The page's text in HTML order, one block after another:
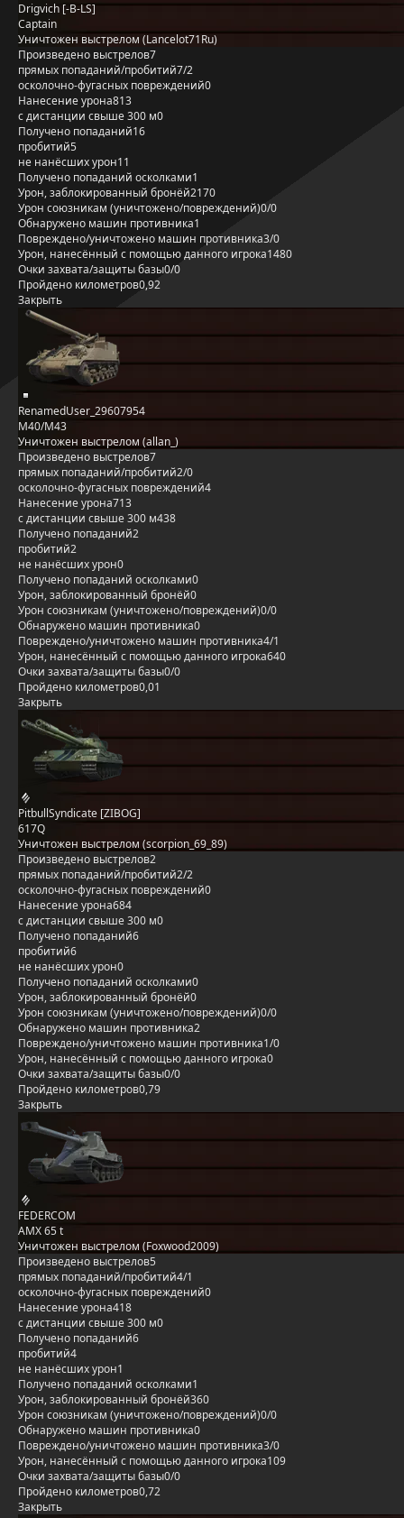
Drigvich [-B-LS]
Captain
Уничтожен выстрелом (Lancelot71Ru)
Произведено выстрелов7
прямых попаданий/пробитий7/2
осколочно-фугасных повреждений0
Нанесение урона813
с дистанции свыше 300 м0
Получено попаданий16
пробитий5
не нанёсших урон11
Получено попаданий осколками1
Урон, заблокированный бронёй2170
Урон союзникам (уничтожено/повреждений)0/0
Обнаружено машин противника1
Повреждено/уничтожено машин противника3/0
Урон, нанесённый с помощью данного игрока1480
Очки захвата/защиты базы0/0
Пройдено километров0,92
Закрыть
RenamedUser_29607954
M40/M43
Уничтожен выстрелом (allan_)
Произведено выстрелов7
прямых попаданий/пробитий2/0
осколочно-фугасных повреждений4
Нанесение урона713
с дистанции свыше 300 м438
Получено попаданий2
пробитий2
не нанёсших урон0
Получено попаданий осколками0
Урон, заблокированный бронёй0
Урон союзникам (уничтожено/повреждений)0/0
Обнаружено машин противника0
Повреждено/уничтожено машин противника4/1
Урон, нанесённый с помощью данного игрока640
Очки захвата/защиты базы0/0
Пройдено километров0,01
Закрыть
PitbullSyndicate [ZIBOG]
617Q
Уничтожен выстрелом (scorpion_69_89)
Произведено выстрелов2
прямых попаданий/пробитий2/2
осколочно-фугасных повреждений0
Нанесение урона684
с дистанции свыше 300 м0
Получено попаданий6
пробитий6
не нанёсших урон0
Получено попаданий осколками0
Урон, заблокированный бронёй0
Урон союзникам (уничтожено/повреждений)0/0
Обнаружено машин противника2
Повреждено/уничтожено машин противника1/0
Урон, нанесённый с помощью данного игрока0
Очки захвата/защиты базы0/0
Пройдено километров0,79
Закрыть
FEDERCOM
AMX 65 t
Уничтожен выстрелом (Foxwood2009)
Произведено выстрелов5
прямых попаданий/пробитий4/1
осколочно-фугасных повреждений0
Нанесение урона418
с дистанции свыше 300 м0
Получено попаданий6
пробитий4
не нанёсших урон1
Получено попаданий осколками1
Урон, заблокированный бронёй360
Урон союзникам (уничтожено/повреждений)0/0
Обнаружено машин противника0
Повреждено/уничтожено машин противника3/0
Урон, нанесённый с помощью данного игрока109
Очки захвата/защиты базы0/0
Пройдено километров0,72
Закрыть